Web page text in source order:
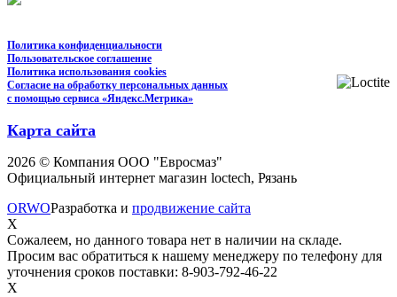
Политика конфиденциальности
Пользовательское соглашение
Политика использования cookies
Согласие на обработку персональных данных
с помощью сервиса «Яндекс.Метрика»
Карта сайта
2026 © Компания ООО "Евросмаз"
Официальный интернет магазин loctech, Рязань
ORWOРазработка и продвижение сайта
X
Сожалеем, но данного товара нет в наличии на складе.
Просим вас обратиться к нашему менеджеру по телефону для
уточнения сроков поставки: 8-903-792-46-22
X